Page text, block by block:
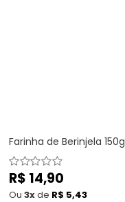
Farinha de Berinjela 150g
Preço
normal
R$ 14,90
Ou 3xde R$ 5,43